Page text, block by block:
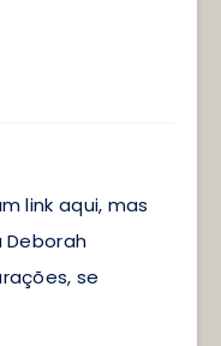
link aqui, mas
se